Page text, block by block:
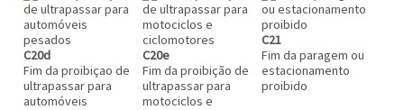
C20d
Fim da proibiçao de
ultrapassar para
automóveis
C20e
Fim da proibição de
ultrapassar para
motociclos e
C21
Fim da paragem ou
estacionamento
proibido